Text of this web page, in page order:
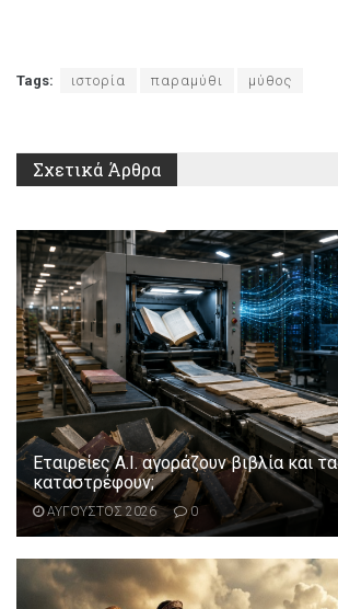
Tags: ιστορία παραμύθι μύθος
Σχετικά Άρθρα
Εταιρείες Α.Ι. αγοράζουν βιβλία και τα
καταστρέφουν;
ΑΥΓΟΥΣΤΟΣ 2026 0